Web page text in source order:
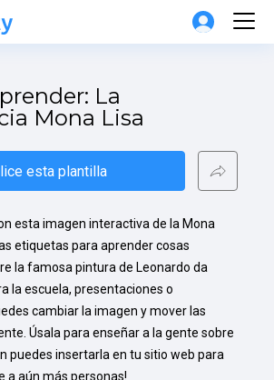
La
Mona Lisa
esta plantilla
esta imagen interactiva de la Mona
etiquetas para aprender cosas
la famosa pintura de Leonardo da
la escuela, presentaciones o
cambiar la imagen y mover las
Úsala para enseñar a la gente sobre
puedes insertarla en tu sitio web para
a aún más personas!